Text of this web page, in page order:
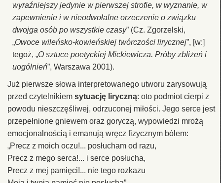
wyraźniejszy jedynie w pierwszej strofie, w wyznanie, w
zapewnienie i w nieodwołalne orzeczenie o związku
dwojga osób po wszystkie czasy” (Cz. Zgorzelski,
„Owoce wileńsko-kowieńskiej twórczości lirycznej”, [w:]
tegoż, „O sztuce poetyckiej Mickiewicza. Próby zbliżeń i
uogólnień”, Warszawa 2001).
Już pierwsze słowa interpretowanego utworu zarysowują
przed czytelnikiem sytuację liryczną: oto podmiot cierpi z
powodu nieszczęśliwej, odrzuconej miłości. Jego serce jest
przepełnione gniewem oraz goryczą, wypowiedzi mrożą
emocjonalnością i emanują wręcz fizycznym bólem:
„Precz z moich oczu!... posłucham od razu,
Precz z mego serca!... i serce posłucha,
Precz z mej pamięci!... nie tego rozkazu